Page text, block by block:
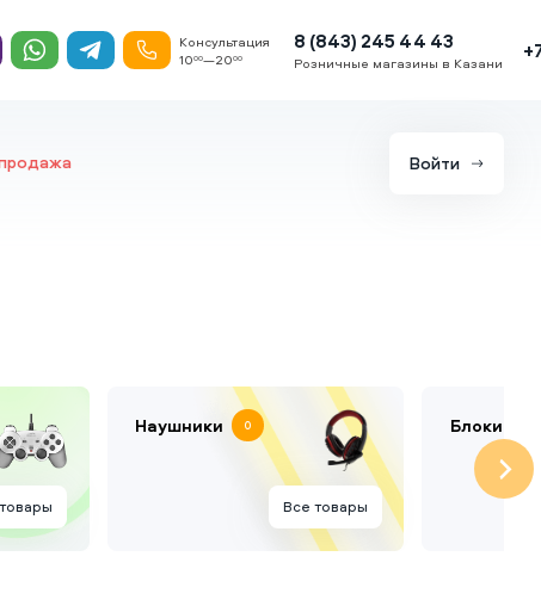
Консультация
1000—2000
8 (843) 245 44 43
Розничные магазины в Казани
Войти
Наушники 0
Все товары
Блоки